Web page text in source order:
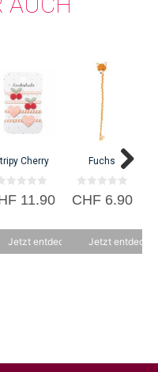
Cherry
11.90
Jetzt entdecken
Fuchs
0
v
CHF6.90
Jetzt